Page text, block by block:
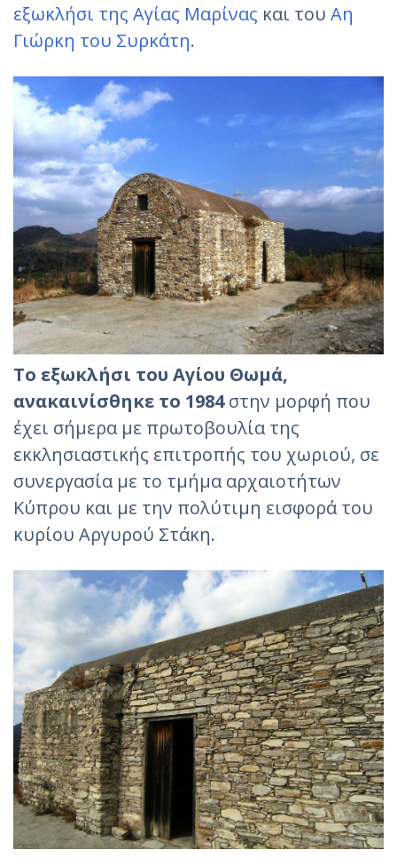
εξωκλήσι της Aγίας Μαρίνας και του Αη
Γιώρκη του Συρκάτη.
Το εξωκλήσι του Αγίου Θωμά,
ανακαινίσθηκε το 1984στην μορφή που
έχει σήμερα με πρωτοβουλία της
εκκλησιαστικής επιτροπής του χωριού, σε
συνεργασία με το τμήμα αρχαιοτήτων
Κύπρου και με την πολύτιμη εισφορά του
κυρίου Αργυρού Στάκη.